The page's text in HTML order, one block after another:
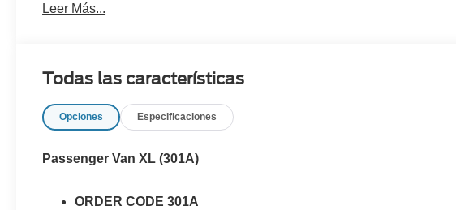
Leer Más...
Todas las características
Opciones Especificaciones
Passenger Van XL (301A)
ORDER CODE 301A